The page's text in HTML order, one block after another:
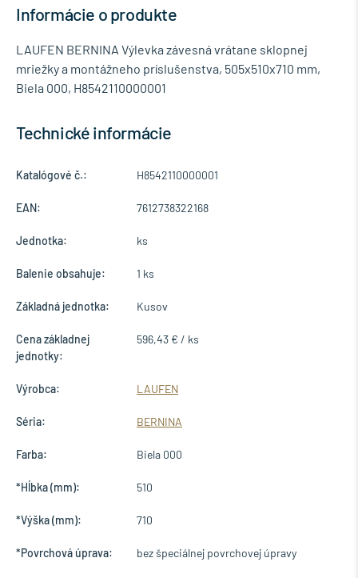
Informácie o produkte
LAUFEN BERNINA Výlevka závesná vrátane sklopnej
mriežky a montážneho príslušenstva, 505x510x710 mm,
Biela 000, H8542110000001
Technické informácie
Katalógové č.: H8542110000001
EAN: 7612738322168
Jednotka: ks
Balenie obsahuje: 1 ks
Základná jednotka: Kusov
Cena základnej
jednotky:
596,43 € / ks
Výrobca: LAUFEN
Séria: BERNINA
Farba: Biela 000
*Hĺbka (mm): 510
*Výška (mm): 710
*Povrchová úprava: bez špeciálnej povrchovej úpravy